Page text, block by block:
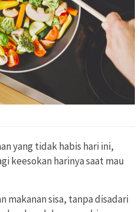
yang tidak habis hari ini,
keesokan harinya saat mau
makanan sisa, tanpa disadari